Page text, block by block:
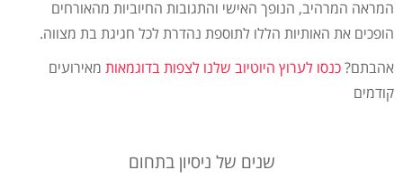
המראה המרהיב, הנופך האישי והתגובות החיוביות מהאורחים
הופכים את האותיות הללו לתוספת נהדרת לכל חגיגת בת מצווה.
אהבתם?כנסו לערוץ היוטיוב שלנו לצפות בדוגמאות מאירועים
קודמים
שנים של ניסיון בתחום